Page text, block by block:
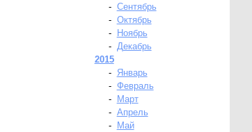
- Сентябрь
- Октябрь
-
Ноябрь
- Декабрь
2015
-
Январь
- Февраль
-
Март
- Апрель
-
Май